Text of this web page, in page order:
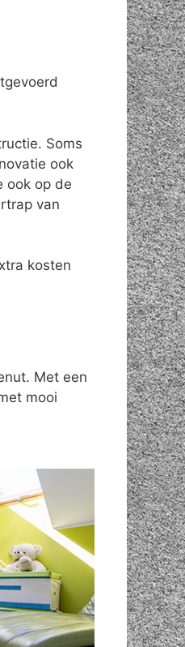
Soms
ook
ook op de
van
kosten
Met een
mooi